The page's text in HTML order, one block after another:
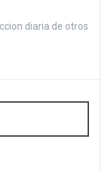
diaria de otros